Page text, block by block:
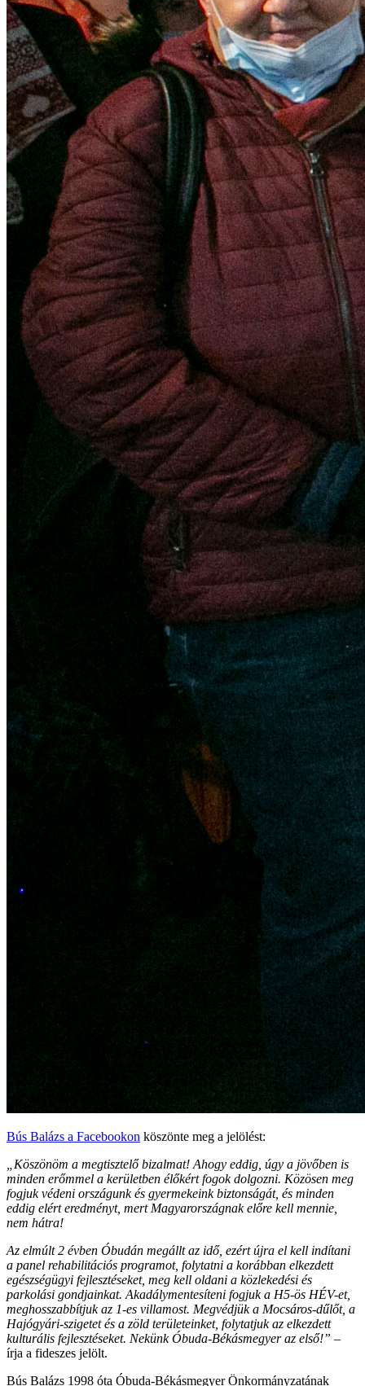
Bús Balázs a Facebookon köszönte meg a jelölést:
„Köszönöm a megtisztelő bizalmat! Ahogy eddig, úgy a jövőben is
minden erőmmel a kerületben élőkért fogok dolgozni. Közösen meg
fogjuk védeni országunk és gyermekeink biztonságát, és minden
eddig elért eredményt, mert Magyarországnak előre kell mennie,
nem hátra!
Az elmúlt 2 évben Óbudán megállt az idő, ezért újra el kell indítani
a panel rehabilitációs programot, folytatni a korábban elkezdett
egészségügyi fejlesztéseket, meg kell oldani a közlekedési és
parkolási gondjainkat. Akadálymentesíteni fogjuk a H5-ös HÉV-et,
meghosszabbítjuk az 1-es villamost. Megvédjük a Mocsáros-dűlőt, a
Hajógyári-szigetet és a zöld területeinket, folytatjuk az elkezdett
kulturális fejlesztéseket. Nekünk Óbuda-Békásmegyer az első!” –
írja a fideszes jelölt.
Bús Balázs 1998 óta Óbuda-Békásmegyer Önkormányzatának